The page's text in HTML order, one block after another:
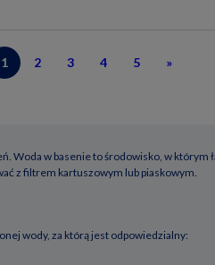
1 2 3 4 5 »
w basenie to środowisko, w którym
z filtrem kartuszowym lub piaskowym.
wody, za którą jest odpowiedzialny: